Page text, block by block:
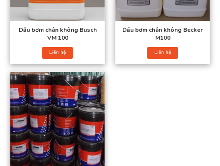
Dầu chân không
Do đó chỉ có dầu chân không mới làm cho máy bơm luôn
Dầu bơm chân không Busch
VM 100
Liên hệ
Dầu bơm chân không Becker
M100
Liên hệ